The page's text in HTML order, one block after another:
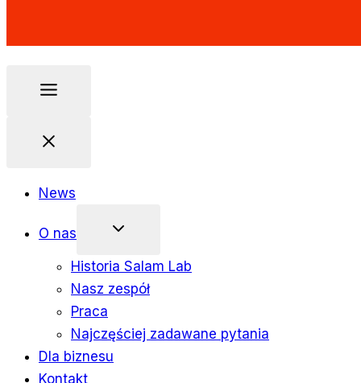
News
O nas
Historia Salam Lab
Nasz zespół
Praca
Najczęściej zadawane pytania
Dla biznesu
Kontakt